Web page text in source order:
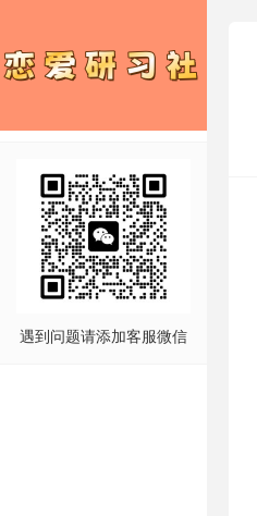
遇到问题请添加客服微信